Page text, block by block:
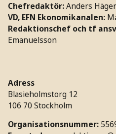
Chefredaktör:Anders
VD, EFN Ekonomikanalen:
Redaktionschef och tf
Emanuelsson
Adress
Blasieholmstorg 12
106 70 Stockholm
Organisationsnummer: